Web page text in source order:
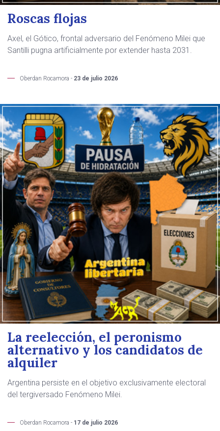
Roscas flojas
Axel, el Gótico, frontal adversario del Fenómeno Milei que
Santilli pugna artificialmente por extender hasta 2031.
Oberdan Rocamora - 23 de julio 2026
La reelección, el peronismo
alternativo y los candidatos de
alquiler
Argentina persiste en el objetivo exclusivamente electoral
del tergiversado Fenómeno Milei.
Oberdan Rocamora - 17 de julio 2026